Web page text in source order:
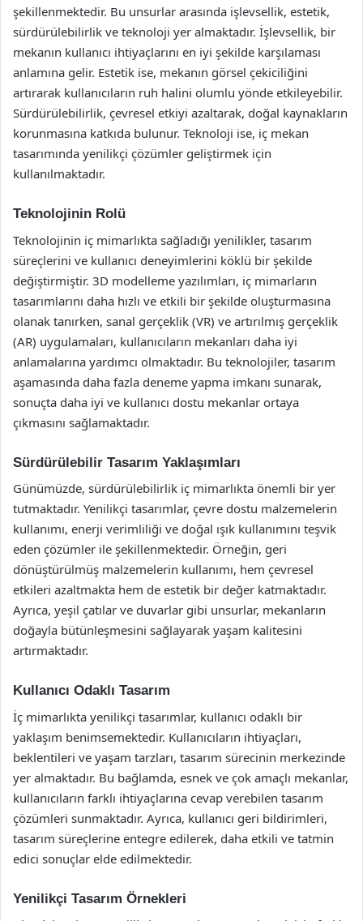
şekillenmektedir. Bu unsurlar arasında işlevsellik, estetik,
sürdürülebilirlik ve teknoloji yer almaktadır. İşlevsellik, bir
mekanın kullanıcı ihtiyaçlarını en iyi şekilde karşılaması
anlamına gelir. Estetik ise, mekanın görsel çekiciliğini
artırarak kullanıcıların ruh halini olumlu yönde etkileyebilir.
Sürdürülebilirlik, çevresel etkiyi azaltarak, doğal kaynakların
korunmasına katkıda bulunur. Teknoloji ise, iç mekan
tasarımında yenilikçi çözümler geliştirmek için
kullanılmaktadır.
Teknolojinin Rolü
Teknolojinin iç mimarlıkta sağladığı yenilikler, tasarım
süreçlerini ve kullanıcı deneyimlerini köklü bir şekilde
değiştirmiştir. 3D modelleme yazılımları, iç mimarların
tasarımlarını daha hızlı ve etkili bir şekilde oluşturmasına
olanak tanırken, sanal gerçeklik (VR) ve artırılmış gerçeklik
(AR) uygulamaları, kullanıcıların mekanları daha iyi
anlamalarına yardımcı olmaktadır. Bu teknolojiler, tasarım
aşamasında daha fazla deneme yapma imkanı sunarak,
sonuçta daha iyi ve kullanıcı dostu mekanlar ortaya
çıkmasını sağlamaktadır.
Sürdürülebilir Tasarım Yaklaşımları
Günümüzde, sürdürülebilirlik iç mimarlıkta önemli bir yer
tutmaktadır. Yenilikçi tasarımlar, çevre dostu malzemelerin
kullanımı, enerji verimliliği ve doğal ışık kullanımını teşvik
eden çözümler ile şekillenmektedir. Örneğin, geri
dönüştürülmüş malzemelerin kullanımı, hem çevresel
etkileri azaltmakta hem de estetik bir değer katmaktadır.
Ayrıca, yeşil çatılar ve duvarlar gibi unsurlar, mekanların
doğayla bütünleşmesini sağlayarak yaşam kalitesini
artırmaktadır.
Kullanıcı Odaklı Tasarım
İç mimarlıkta yenilikçi tasarımlar, kullanıcı odaklı bir
yaklaşım benimsemektedir. Kullanıcıların ihtiyaçları,
beklentileri ve yaşam tarzları, tasarım sürecinin merkezinde
yer almaktadır. Bu bağlamda, esnek ve çok amaçlı mekanlar,
kullanıcıların farklı ihtiyaçlarına cevap verebilen tasarım
çözümleri sunmaktadır. Ayrıca, kullanıcı geri bildirimleri,
tasarım süreçlerine entegre edilerek, daha etkili ve tatmin
edici sonuçlar elde edilmektedir.
Yenilikçi Tasarım Örnekleri